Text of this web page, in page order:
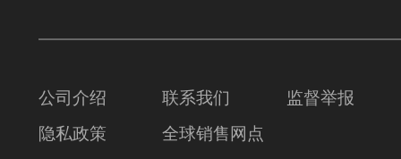
公司介绍 联系我们
监督举报
隐私政策
全球销售网点